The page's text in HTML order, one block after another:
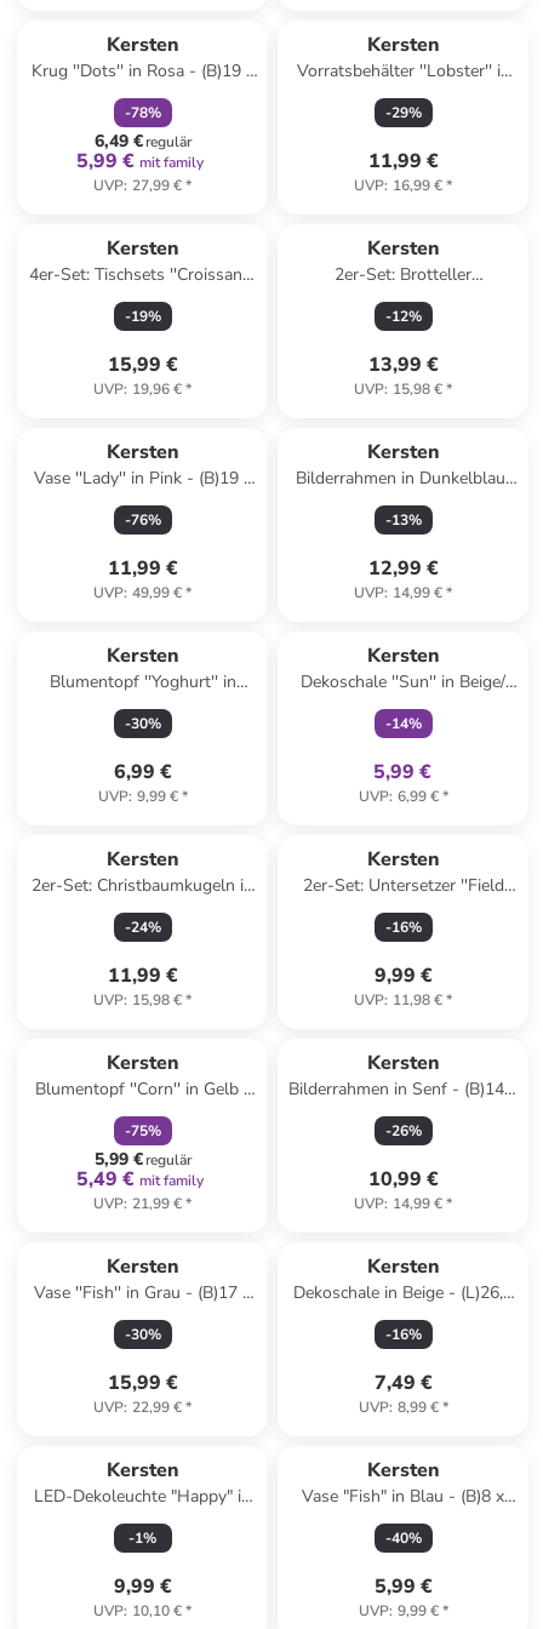
Kersten
Krug ''Dots'' in Rosa - (B)19 x
(H)15 x (T)15 cm
-78%
6,49 €regulär
5,99 € mit family
UVP: 27,99 €*
Kersten
Vorratsbehälter ''Lobster'' in
Rot/ Lila - (H)13,4 x Ø 12,4
cm
-29%
11,99 €
UVP: 16,99 €*
Kersten
4er-Set: Tischsets ''Croissant''
in Beige/ Hellbraun - Ø 38 cm
-19%
15,99 €
UVP: 19,96 €*
Kersten
2er-Set: Brotteller
''Dachshund'' in Creme/
Hellbraun - Ø 13,5 cm
-12%
13,99 €
UVP: 15,98 €*
Kersten
Vase ''Lady'' in Pink - (B)19 x
(H)29 x (T)18 cm
-76%
11,99 €
UVP: 49,99 €*
Kersten
Bilderrahmen in Dunkelblau/
Gold - (L)15 x (B)10 cm
-13%
12,99 €
UVP: 14,99 €*
Kersten
Blumentopf ''Yoghurt'' in
Beige/ Creme - (H)10,4 x Ø
9,7 cm
-30%
6,99 €
UVP: 9,99 €*
Kersten
Dekoschale ''Sun'' in Beige/
Gelb - (H)2 x Ø 15,5 cm
-14%
5,99 €
UVP: 6,99 €*
Kersten
2er-Set: Christbaumkugeln in
Silber - Ø 8 cm
-24%
11,99 €
UVP: 15,98 €*
Kersten
2er-Set: Untersetzer ''Field
Flower'' in Beige - Ø 10,2 cm
-16%
9,99 €
UVP: 11,98 €*
Kersten
Blumentopf ''Corn'' in Gelb -
(H)13 x Ø 16,5 cm
-75%
5,99 €regulär
5,49 € mit family
UVP: 21,99 €*
Kersten
Bilderrahmen in Senf - (B)14,9
x (H)19,8 cm
-26%
10,99 €
UVP: 14,99 €*
Kersten
Vase ''Fish'' in Grau - (B)17 x
(H)24,5 x (T)10,5 cm
-30%
15,99 €
UVP: 22,99 €*
Kersten
Dekoschale in Beige - (L)26,5
x (B)12,5 cm
-16%
7,49 €
UVP: 8,99 €*
Kersten
LED-Dekoleuchte "Happy" in
Grün - (H)10 x Ø 6,5 cm
-1%
9,99 €
UVP: 10,10 €*
Kersten
Vase "Fish" in Blau - (B)8 x
(H)11 x (T)5,5 cm
-40%
5,99 €
UVP: 9,99 €*